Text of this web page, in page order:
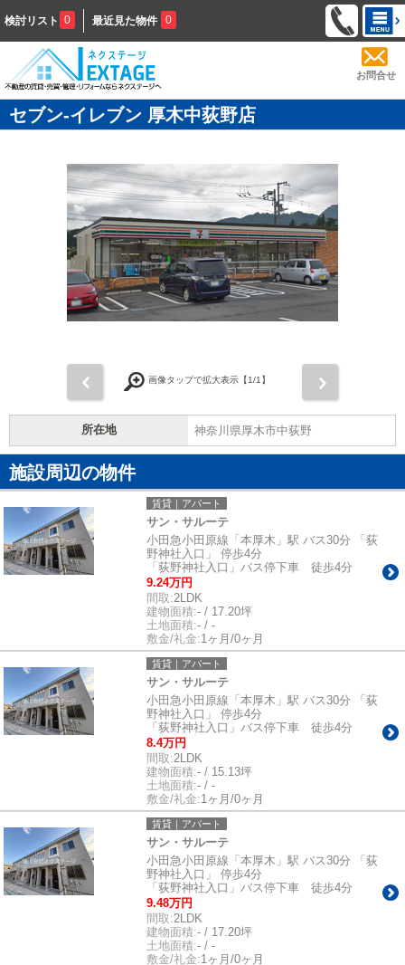
検討リスト 0 最近見た物件 0
お問合せ
セブン-イレブン 厚木中荻野店
画像タップで拡大表示【1/1】
所在地 神奈川県厚木市中荻野
施設周辺の物件
賃貸｜アパート
サン・サルーテ
小田急小田原線「本厚木」駅 バス30分 「荻
野神社入口」 停歩4分
「荻野神社入口」バス停下車 徒歩4分
9.24万円
間取:2LDK
建物面積:- / 17.20坪
土地面積:- / -
敷金/礼金:1ヶ月/0ヶ月
賃貸｜アパート
サン・サルーテ
小田急小田原線「本厚木」駅 バス30分 「荻
野神社入口」 停歩4分
「荻野神社入口」バス停下車 徒歩4分
8.4万円
間取:2LDK
建物面積:- / 15.13坪
土地面積:- / -
敷金/礼金:1ヶ月/0ヶ月
賃貸｜アパート
サン・サルーテ
小田急小田原線「本厚木」駅 バス30分 「荻
野神社入口」 停歩4分
「荻野神社入口」バス停下車 徒歩4分
9.48万円
間取:2LDK
建物面積:- / 17.20坪
土地面積:- / -
敷金/礼金:1ヶ月/0ヶ月